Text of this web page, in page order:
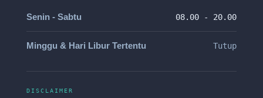
Senin - Sabtu 08.00 - 20.00
Minggu & Hari Libur Tertentu Tutup
DISCLAIMER